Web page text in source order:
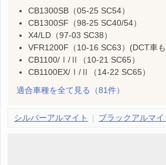
CB1300SB（05-25 SC54）
CB1300SF（98-25 SC40/54）
X4/LD（97-03 SC38）
VFR1200F（10-16 SC63）(DCT車
CB1100/Ⅰ/Ⅱ（10-21 SC65）
CB1100EX/Ⅰ/Ⅱ（14-22 SC65）
適合車種を全て見る
（81件）
シルバーアルマイト ブラックアルマイ